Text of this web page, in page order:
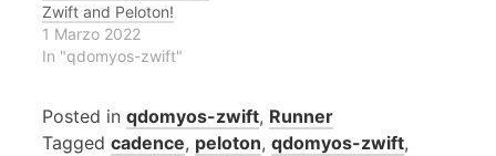
Zwift and Peloton!
1 Marzo 2022
In "qdomyos-zwift"
Posted in qdomyos-zwift, Runner
Tagged cadence, peloton, qdomyos-zwift,